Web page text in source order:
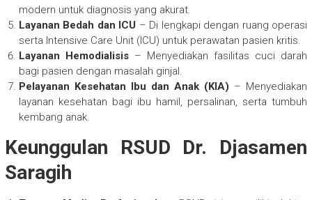
modern untuk diagnosis yang akurat.
Layanan Bedah dan ICU – Di lengkapi dengan ruang operasi
serta Intensive Care Unit (ICU) untuk perawatan pasien kritis.
Layanan Hemodialisis– Menyediakan fasilitas cuci darah
bagi pasien dengan masalah ginjal.
Pelayanan Kesehatan Ibu dan Anak (KIA) – Menyediakan
layanan kesehatan bagi ibu hamil, persalinan, serta tumbuh
kembang anak.
Keunggulan RSUD Dr. Djasamen
Saragih